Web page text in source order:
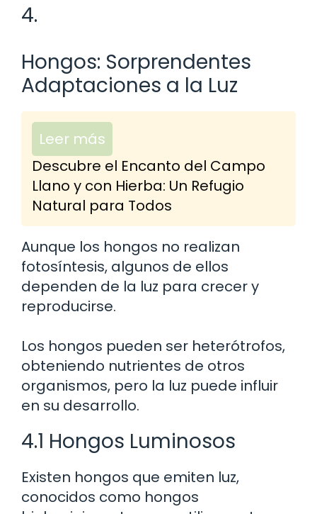
4.
Hongos: Sorprendentes
Adaptaciones a la Luz
Leer más
Descubre el Encanto del Campo
Llano y con Hierba: Un Refugio
Natural para Todos
Aunque los hongos no realizan
fotosíntesis, algunos de ellos
dependen de la luz para crecer y
reproducirse.
Los hongos pueden ser heterótrofos,
obteniendo nutrientes de otros
organismos, pero la luz puede influir
en su desarrollo.
4.1 Hongos Luminosos
Existen hongos que emiten luz,
conocidos como hongos